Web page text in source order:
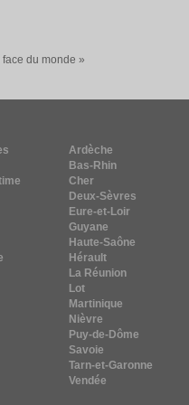
du monde »
Ardèche
Bas-Rhin
Cher
Deux-Sèvres
Eure-et-Loir
Guyane
Haute-Saône
Hérault
La Réunion
Lot
Martinique
Nièvre
Puy-de-Dôme
Savoie
Tarn-et-Garonne
Vendée